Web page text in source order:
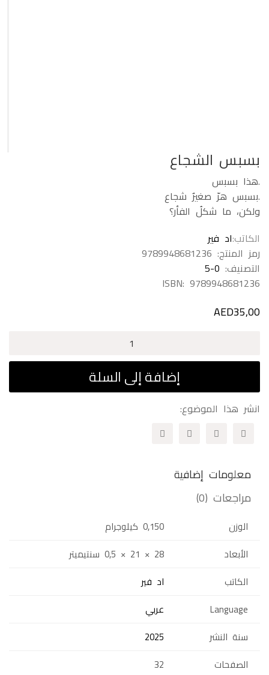
بسبس الشجاع
.هذا بسبس
.بسبس هرّ صغيرٌ شجاع
ولكن، ما شكلُ الفأر؟
الكاتباد فير
رمز المنتج: 9789948681236
التصنيف: 5-0
ISBN:9789948681236
AED35,00
الشجاع
إضافة إلى السلة
انشر هذا الموضوع:
معلومات إضافية
مراجعات (0)
الوزن
0,150 كيلوجرام
الأبعاد
28 × 21 × 0,5 سنتيميتر
الكاتب
اد فير
Language
عربي
سنة النشر
2025
الصفحات
32